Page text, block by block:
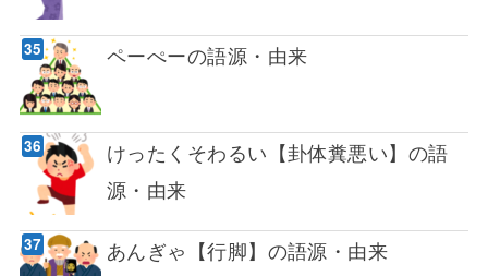
ペーぺーの語源・由来
けったくそわるい【卦体糞悪い】の語
源・由来
あんぎゃ【行脚】の語源・由来